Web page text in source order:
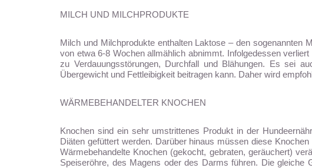
MILCH UND MILCHPRODUKTE
Milch und Milchprodukte enthalten Laktose – den
von etwa 6-8 Wochen allmählich abnimmt. Infolgedessen
zu Verdauungsstörungen, Durchfall und Blähungen. Es sei
Übergewicht und Fettleibigkeit beitragen kann. Daher wird
WÄRMEBEHANDELTER KNOCHEN
Knochen sind ein sehr umstrittenes Produkt in der
Diäten gefüttert werden. Darüber hinaus müssen diese
Wärmebehandelte Knochen (gekocht, gebraten, geräuchert)
Speiseröhre, des Magens oder des Darms führen. Die